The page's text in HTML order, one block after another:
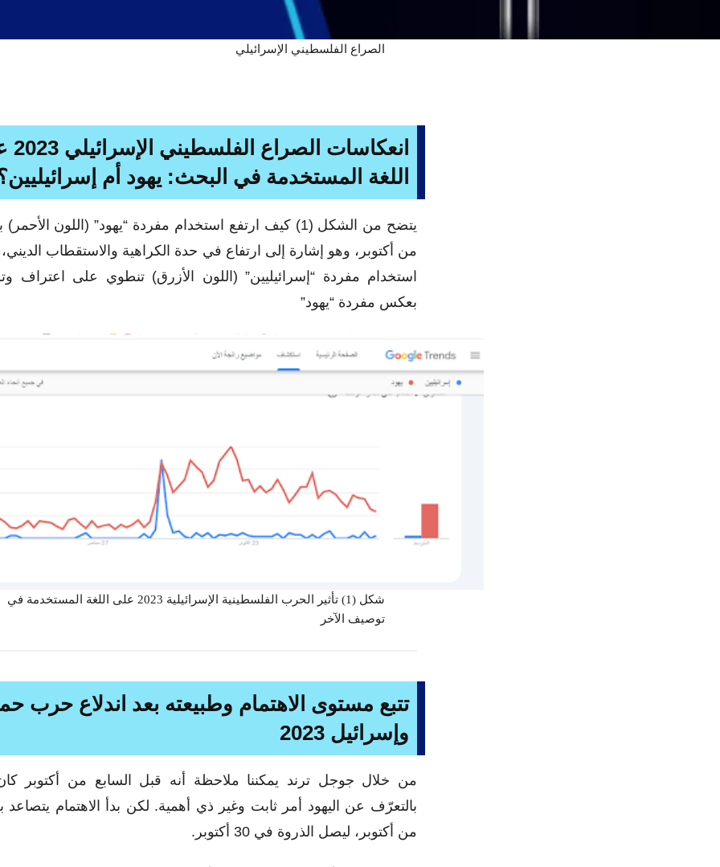
الصراع الفلسطيني الإسرائيلي
اللغة المستخدمة في البحث: يهود أم
يتضح من الشكل (1) كيف ارتفع استخدام مفردة “يهود” (اللون
من أكتوبر، وهو إشارة إلى ارتفاع في حدة الكراهية والاستقطاب الديني،
استخدام مفردة “إسرائيليين” (اللون الأزرق) تنطوي على اعتراف
بعكس مفردة “يهود”
شكل (1) تأثير الحرب الفلسطينية الإسرائيلية 2023 على اللغة المستخدمة في
توصيف الآخر
تتبع مستوى الاهتمام وطبيعته بعد اندلاع حرب
وإسرائيل 2023
من خلال جوجل ترند يمكننا ملاحظة أنه قبل السابع من أكتوبر كان
بالتعرّف عن اليهود أمر ثابت وغير ذي أهمية. لكن بدأ الاهتمام يتصاعد
من أكتوبر، ليصل الذروة في 30 أكتوبر.